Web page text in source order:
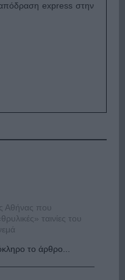
express στην
Αθήνας που
ταινίες του
το άρθρο...